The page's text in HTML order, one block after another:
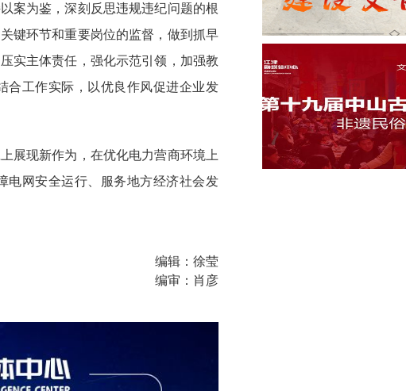
案为鉴，深刻反思违规违纪问题的根
键环节和重要岗位的监督，做到抓早
实主体责任，强化示范引领，加强教
合工作实际，以优良作风促进企业发
展现新作为，在优化电力营商环境上
电网安全运行、服务地方经济社会发
编辑：徐莹
编审：肖彦